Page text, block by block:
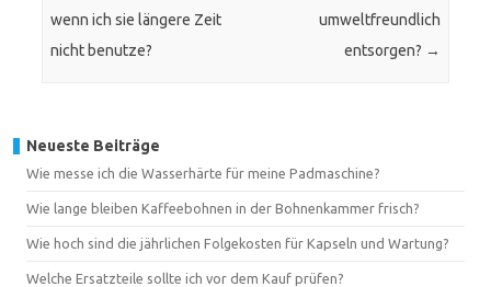
wenn ich sie längere Zeit
nicht benutze?
umweltfreundlich
entsorgen? →
Neueste Beiträge
Wie messe ich die Wasserhärte für meine Padmaschine?
Wie lange bleiben Kaffeebohnen in der Bohnenkammer frisch?
Wie hoch sind die jährlichen Folgekosten für Kapseln und Wartung?
Welche Ersatzteile sollte ich vor dem Kauf prüfen?